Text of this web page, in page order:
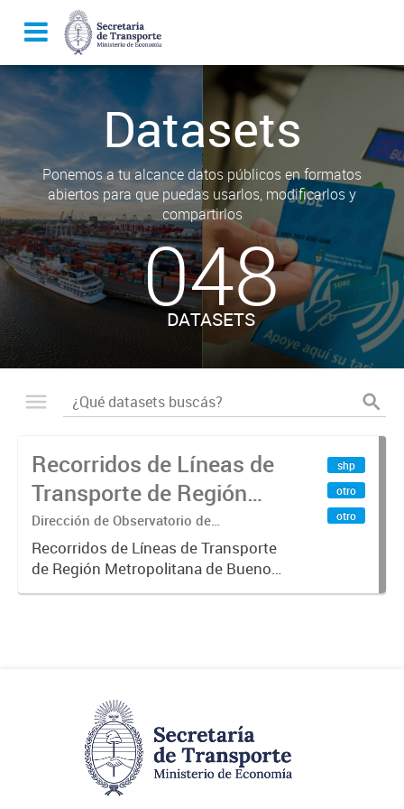
Datasets
Ponemos a tu alcance datos públicos en formatos
abiertos para que puedas usarlos, modificarlos y
compartirlos
048
DATASETS
Recorridos de Líneas de
Transporte de Región
Metropolitana de
Buenos Aires (RMBA)
Dirección de Observatorio de
Transporte, Estudio y Sistemas
Recorridos de Líneas de Transporte
de Región Metropolitana de Buenos
Aires (RMBA).-
shp
otro
otro